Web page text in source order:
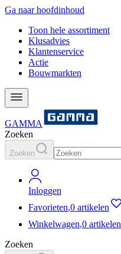
Ga naar hoofdinhoud
Toon hele assortiment
Klusadvies
Klantenservice
Actie
Bouwmarkten
GAMMA
Zoeken
Zoeken
Inloggen
Favorieten,0 artikelen
Winkelwagen,0 artikelen
Zoeken